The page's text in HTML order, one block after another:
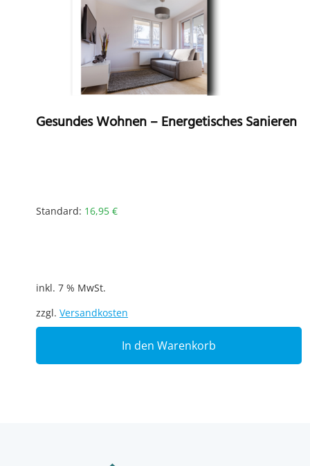
Gesundes Wohnen – Energetisches Sanieren
Standard: 16,95 €
inkl. 7 % MwSt.
zzgl. Versandkosten
In den Warenkorb